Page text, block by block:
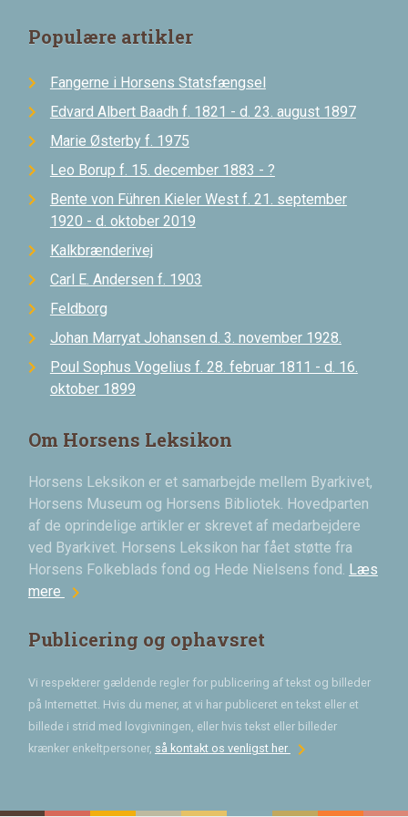
Populære artikler
Fangerne i Horsens Statsfængsel
Edvard Albert Baadh f. 1821 - d. 23. august 1897
Marie Østerby f. 1975
Leo Borup f. 15. december 1883 - ?
Bente von Führen Kieler West f. 21. september
1920 - d. oktober 2019
Kalkbrænderivej
Carl E. Andersen f. 1903
Feldborg
Johan Marryat Johansen d. 3. november 1928.
Poul Sophus Vogelius f. 28. februar 1811 - d. 16.
oktober 1899
Om Horsens Leksikon
Horsens Leksikon er et samarbejde mellem Byarkivet,
Horsens Museum og Horsens Bibliotek. Hovedparten
af de oprindelige artikler er skrevet af medarbejdere
ved Byarkivet. Horsens Leksikon har fået støtte fra
Horsens Folkeblads fond og Hede Nielsens fond. Læs
mere chevron_right
Publicering og ophavsret
Vi respekterer gældende regler for publicering af tekst og billeder
på Internettet. Hvis du mener, at vi har publiceret en tekst eller et
billede i strid med lovgivningen, eller hvis tekst eller billeder
krænker enkeltpersoner, så kontakt os venligst herchevron_right